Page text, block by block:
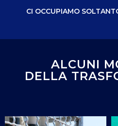
CI OCCUPIAMO
ALCUNI
DELLA